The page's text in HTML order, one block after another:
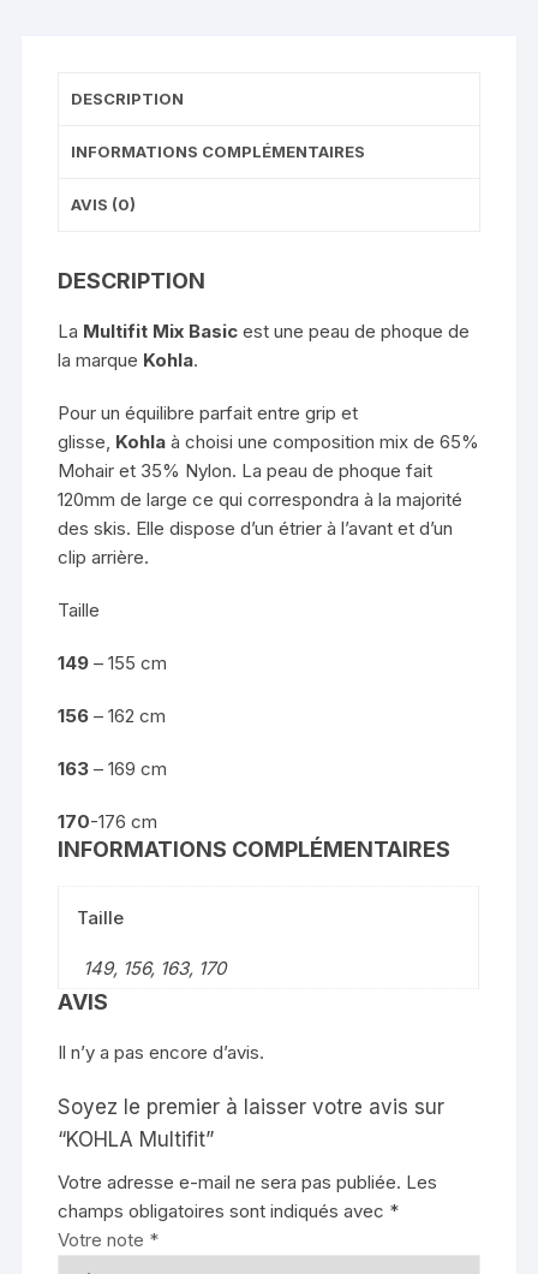
DESCRIPTION
INFORMATIONS COMPLÉMENTAIRES
AVIS (0)
DESCRIPTION
La Multifit Mix Basic est une peau de phoque de
la marque Kohla.
Pour un équilibre parfait entre grip et
glisse, Kohla à choisi une composition mix de 65%
Mohair et 35% Nylon. La peau de phoque fait
120mm de large ce qui correspondra à la majorité
des skis. Elle dispose d’un étrier à l’avant et d’un
clip arrière.
Taille
149 – 155 cm
156 – 162 cm
163 – 169 cm
170-176 cm
INFORMATIONS COMPLÉMENTAIRES
Taille
149, 156, 163, 170
AVIS
Il n’y a pas encore d’avis.
Soyez le premier à laisser votre avis sur
“KOHLA Multifit”
Votre adresse e-mail ne sera pas publiée. Les
champs obligatoires sont indiqués avec *
Votre note *